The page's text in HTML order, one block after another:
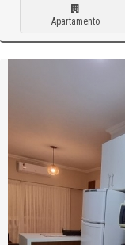
Apartamento